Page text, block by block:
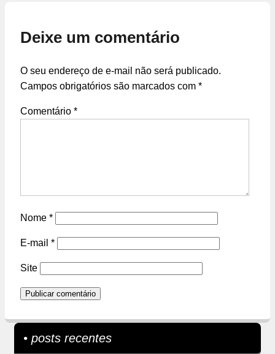
Deixe um comentário
O seu endereço de e-mail não será publicado.
Campos obrigatórios são marcados com *
Comentário *
Nome *
E-mail *
Site
• posts recentes